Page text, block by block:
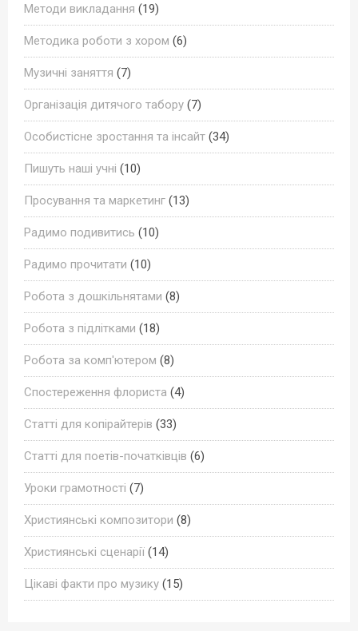
Методи викладання (19)
Методика роботи з хором (6)
Музичні заняття (7)
Організація дитячого табору (7)
Особистісне зростання та інсайт (34)
Пишуть наші учні (10)
Просування та маркетинг (13)
Радимо подивитись (10)
Радимо прочитати (10)
Робота з дошкільнятами (8)
Робота з підлітками (18)
Робота за комп'ютером (8)
Спостереження флориста (4)
Статті для копірайтерів (33)
Статті для поетів-початківців (6)
Уроки грамотності (7)
Християнські композитори (8)
Християнські сценарії (14)
Цікаві факти про музику (15)